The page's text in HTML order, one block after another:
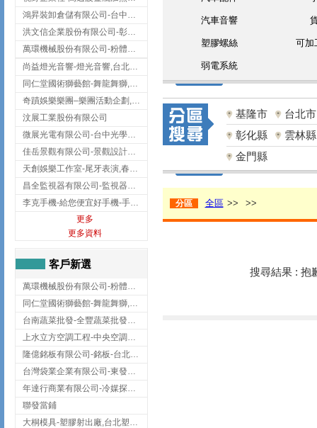
鴻昇裝卸倉儲有限公司-台中貨櫃裝卸
洪文信企業股份有限公司-彰化鋅合金鑄造,彰化五金加工,彰化五金配件
萬環機械股份有限公司-粉體塗裝設備,輸送機,輸送機設備,台南輸送機
尚益燈光音響-燈光音響,台北燈光音響,台北燈光音響出租
同仁堂國術獅藝館-舞龍舞獅,台中舞龍舞獅
奇蹟娛樂樂團–樂團活動企劃,台中樂團表演,台中婚禮樂團
汶展工業股份有限公司
微展光電有限公司-台中光學鍍膜,optical filter taiwan,台灣光學鍍膜
佳岳景觀有限公司-景觀設計公司,台北景觀設計,台北景觀工程,中山區景觀設計
天創娛樂工作室-尾牙表演,春酒表演,板橋尾牙表演
昌全監視器有限公司-監視器安裝,高雄監視器安裝,鳳山區監視器安裝
李克手機-給您便宜好手機-手機收購,屏東手機收購
更多
更多資料
客戶新選
萬環機械股份有限公司-粉體塗裝設備,輸送機,輸送機設備,台南輸送機
同仁堂國術獅藝館-舞龍舞獅,台中舞龍舞獅
台南蔬菜批發-全豐蔬菜批發專送/台南蔬菜箱宅配到府
上水立方空調工程-中央空調規劃,台北中央空調規劃
隆億銘板有限公司-銘板-台北銘板-板橋銘板
台灣袋業企業有限公司-東發企業社/台中太空袋/太空包
年達行商業有限公司-冷媒探漏儀,壓力錶組,真空泵浦,台北冷凍空調材料
聯發當鋪
大桐模具-塑膠射出廠,台北塑膠射出廠
汽車音響
塑膠螺絲 可加
弱電系統
基隆市
台北市
彰化縣
雲林縣
金門縣
分區 全區 >> >>
搜尋結果 : 抱